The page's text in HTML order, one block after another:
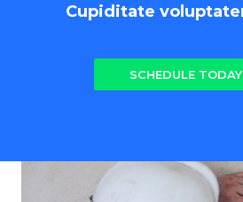
Cupiditate
SCHEDULE TODAY